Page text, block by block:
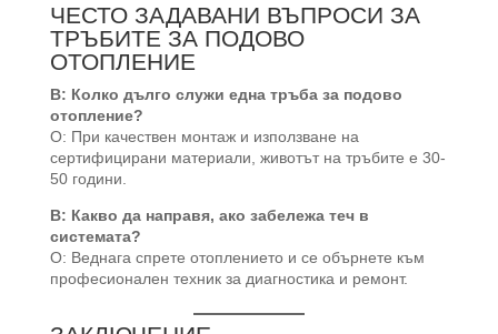
ЧЕСТО ЗАДАВАНИ ВЪПРОСИ ЗА
ТРЪБИТЕ ЗА ПОДОВО
ОТОПЛЕНИЕ
В: Колко дълго служи една тръба за подово
отопление?
О: При качествен монтаж и използване на
сертифицирани материали, животът на тръбите е 30-
50 години.
В: Какво да направя, ако забележа теч в
системата?
О: Веднага спрете отоплението и се обърнете към
професионален техник за диагностика и ремонт.